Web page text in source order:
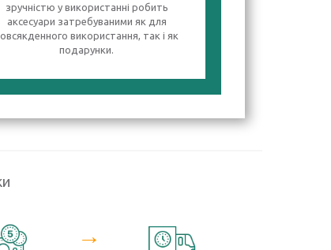
зручністю у використанні робить
аксесуари затребуваними як для
використання, так і як
подарунки.
→